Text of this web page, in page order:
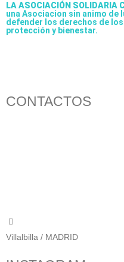
LA ASOCIACIÓN SOLIDARIA
una Asociacion sin animo de
defender los derechos de
protección y bienestar.
CONTACTOS
Villalbilla / MADRID